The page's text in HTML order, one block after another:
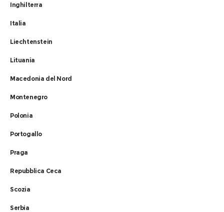
Inghilterra
Italia
Liechtenstein
Lituania
Macedonia del Nord
Montenegro
Polonia
Portogallo
Praga
Repubblica Ceca
Scozia
Serbia